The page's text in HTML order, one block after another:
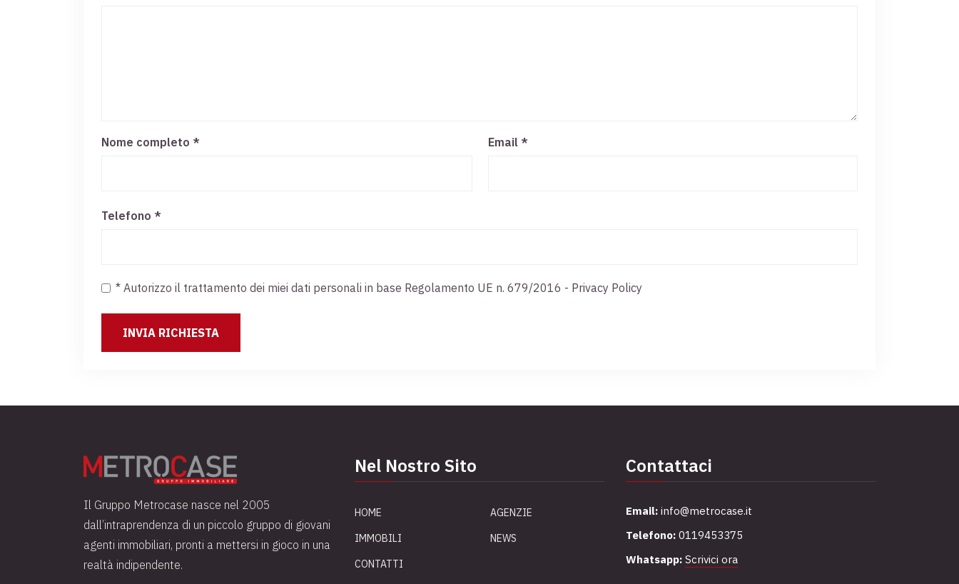
Nome completo * Email *
Telefono *
* Autorizzo il trattamento dei miei dati personali in base Regolamento UE n. 679/2016 - Privacy Policy
Il Gruppo Metrocase nasce nel 2005
dall’intraprendenza di un piccolo gruppo di giovani
agenti immobiliari, pronti a mettersi in gioco in una
realtà indipendente.
Nel Nostro Sito
HOME
AGENZIE
IMMOBILI
NEWS
CONTATTI
Contattaci
Email: info@metrocase.it
Telefono: 0119453375
Whatsapp: Scrivici ora